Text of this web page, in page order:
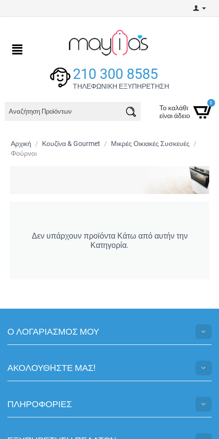
210 300 8585
ΤΗΛΕΦΩΝΙΚΗ ΕΞΥΠΗΡΕΤΗΣΗ
Το καλάθι
είναι άδειο
0
Αρχική / Κουζίνα & Gourmet / Μικρές Οικιακές Συσκευές
/
Φούρνοι
Δεν υπάρχουν προϊόντα Κάτω από αυτήν την
Κατηγορία.
Ο ΛΟΓΑΡΙΑΣΜΟΣ ΜΟΥ
ΑΚΟΛΟΥΘHΣΤΕ ΜΑΣ!
ΠΛΗΡΟΦΟΡΙΕΣ